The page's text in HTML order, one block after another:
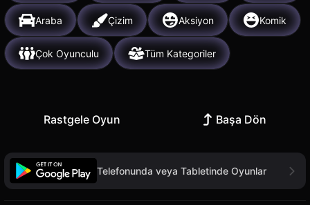
Araba Çizim Aksiyon Komik
Çok Oyunculu Tüm Kategoriler
Rastgele Oyun Başa Dön
Telefonunda veya Tabletinde Oyunlar